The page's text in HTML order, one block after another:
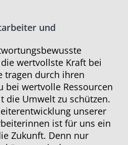
und
wertvollste Kraft bei
tragen durch ihren
bei wertvolle Ressourcen
die Umwelt zu schützen.
unserer
ist für uns ein
Zukunft. Denn nur